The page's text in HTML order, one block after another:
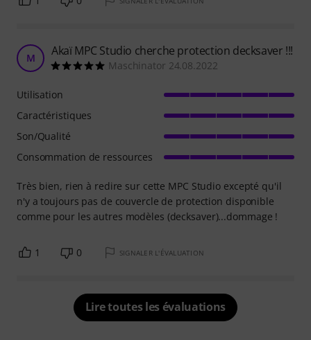
M Akaï MPC Studio cherche protection decksaver !!!
Maschinator 24.08.2022
Très bien, rien à redire sur cette MPC Studio excepté qu'il
n'y a toujours pas de couvercle de protection disponible
comme pour les autres modèles (decksaver)...dommage !
Utilisation
Caractéristiques
Son/Qualité
Consommation de ressources
1 0 SIGNALER L'ÉVALUATION
Lire toutes les évaluations